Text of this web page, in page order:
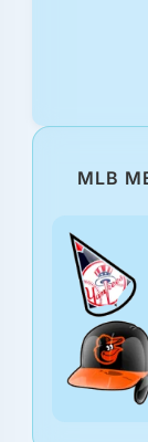
MLB